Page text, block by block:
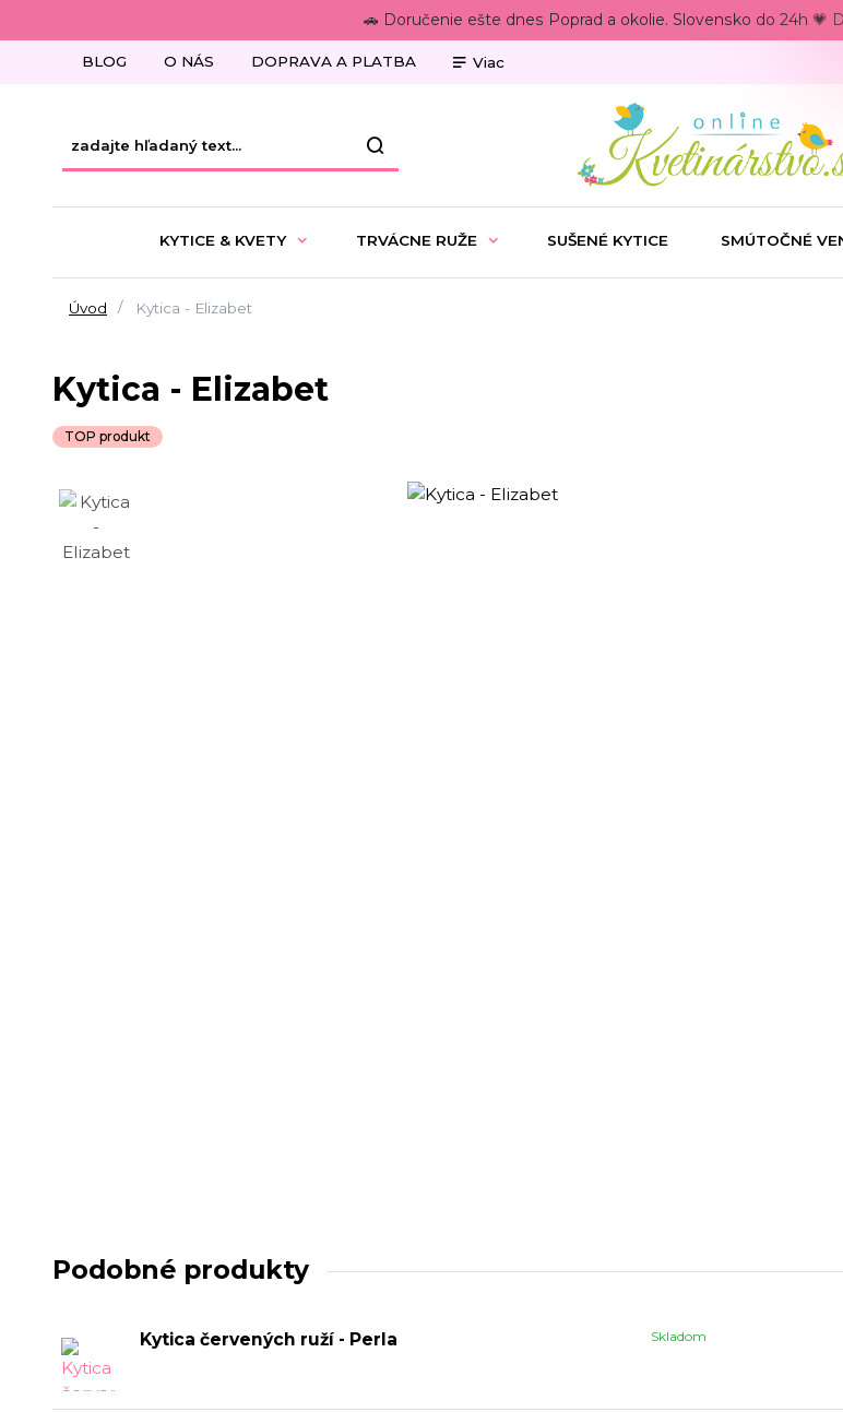
🚗 Doručenie ešte dnes Poprad a okolie. Slovensko do 24h 💗
BLOG O NÁS DOPRAVA A PLATBA Viac
KYTICE & KVETY TRVÁCNE RUŽE SUŠENÉ KYTICE SMÚTOČNÉ
Úvod Kytica - Elizabet
Kytica - Elizabet
TOP produkt
Podobné produkty
Kytica červených ruží - Perla Skladom